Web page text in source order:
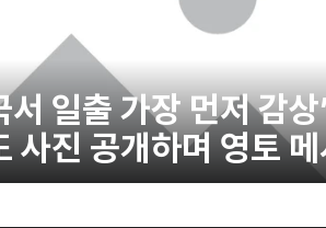
서 일출 가장 먼저 감
사진 공개하며 영토